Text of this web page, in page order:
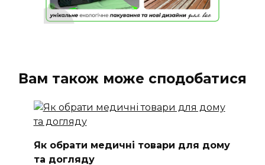
Вам також може сподобатися
Як обрати медичні товари для дому
та догляду